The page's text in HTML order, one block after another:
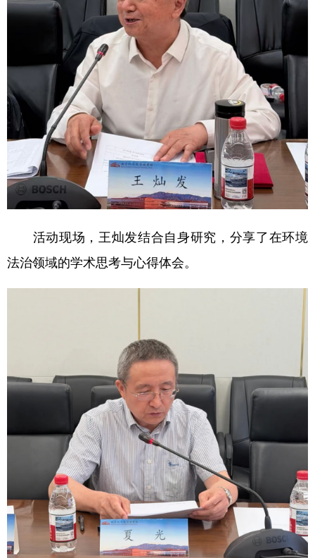
活动现场，王灿发结合自身研究，分享了在环境
法治领域的学术思考与心得体会。